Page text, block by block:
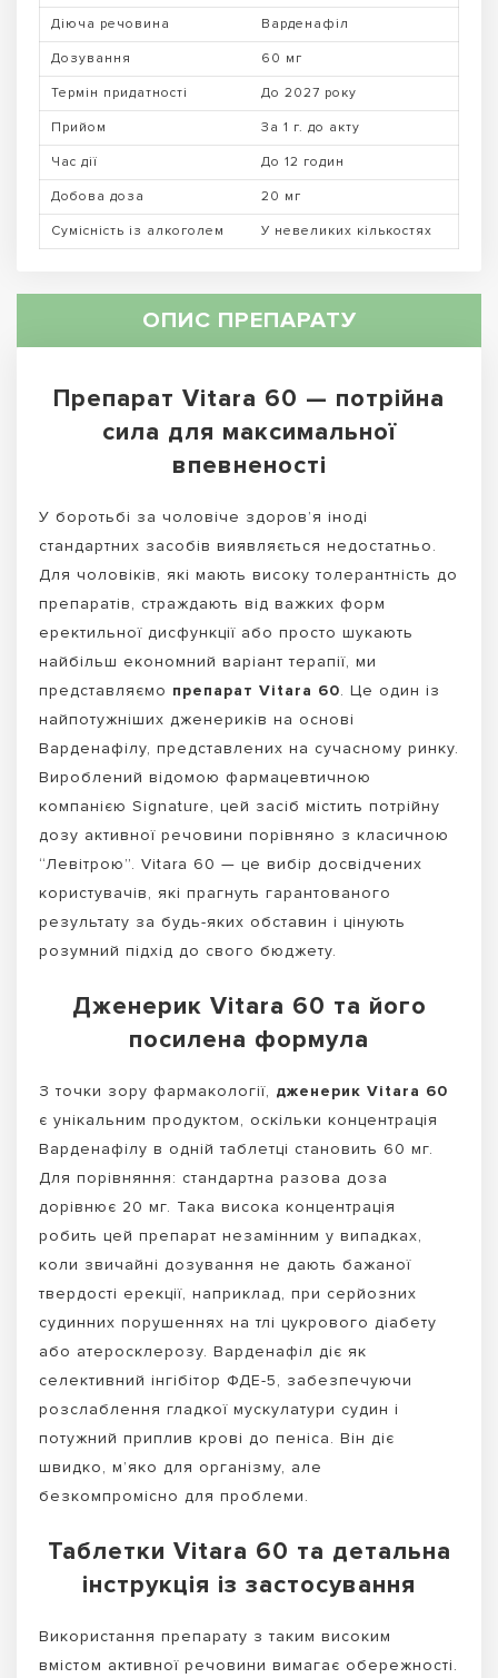
Діюча речовина Варденафіл
Дозування 60 мг
Термін придатності До 2027 року
Прийом За 1 г. до акту
Час дії До 12 годин
Добова доза 20 мг
Сумісність із алкоголем У невеликих кількостях
ОПИС ПРЕПАРАТУ
Препарат Vitara 60 — потрійна
сила для максимальної
впевненості
У боротьбі за чоловіче здоров’я іноді
стандартних засобів виявляється недостатньо.
Для чоловіків, які мають високу толерантність до
препаратів, страждають від важких форм
еректильної дисфункції або просто шукають
найбільш економний варіант терапії, ми
представляємо препарат Vitara 60. Це один із
найпотужніших дженериків на основі
Варденафілу, представлених на сучасному ринку.
Вироблений відомою фармацевтичною
компанією Signature, цей засіб містить потрійну
дозу активної речовини порівняно з класичною
“Левітрою”. Vitara 60 — це вибір досвідчених
користувачів, які прагнуть гарантованого
результату за будь-яких обставин і цінують
розумний підхід до свого бюджету.
Дженерик Vitara 60 та його
посилена формула
З точки зору фармакології, дженерик Vitara 60
є унікальним продуктом, оскільки концентрація
Варденафілу в одній таблетці становить 60 мг.
Для порівняння: стандартна разова доза
дорівнює 20 мг. Така висока концентрація
робить цей препарат незамінним у випадках,
коли звичайні дозування не дають бажаної
твердості ерекції, наприклад, при серйозних
судинних порушеннях на тлі цукрового діабету
або атеросклерозу. Варденафіл діє як
селективний інгібітор ФДЕ-5, забезпечуючи
розслаблення гладкої мускулатури судин і
потужний приплив крові до пеніса. Він діє
швидко, м’яко для організму, але
безкомпромісно для проблеми.
Таблетки Vitara 60 та детальна
інструкція із застосування
Використання препарату з таким високим
вмістом активної речовини вимагає обережності.